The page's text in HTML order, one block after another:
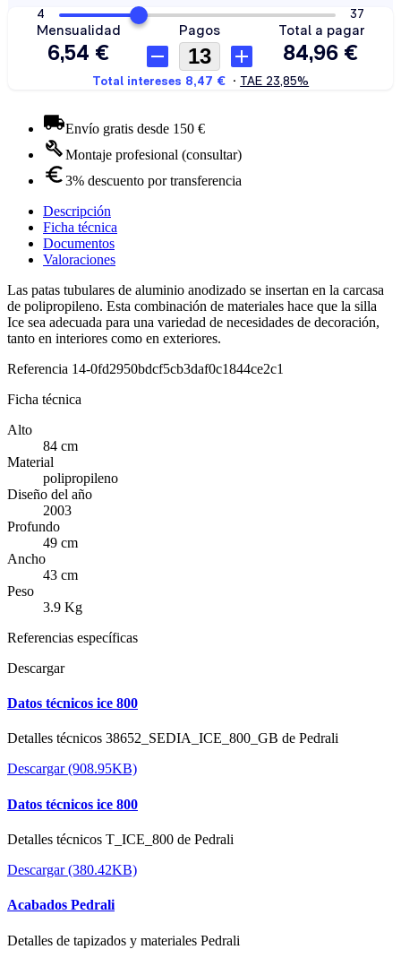
Envío gratis desde 150 €
Montaje profesional (consultar)
3% descuento por transferencia
Descripción
Ficha técnica
Documentos
Valoraciones
Las patas tubulares de aluminio anodizado se insertan en la carcasa
de polipropileno. Esta combinación de materiales hace que la silla
Ice sea adecuada para una variedad de necesidades de decoración,
tanto en interiores como en exteriores.
Referencia 14-0fd2950bdcf5cb3daf0c1844ce2c1
Ficha técnica
Alto
84 cm
Material
polipropileno
Diseño del año
2003
Profundo
49 cm
Ancho
43 cm
Peso
3.9 Kg
Referencias específicas
Descargar
Datos técnicos ice 800
Detalles técnicos 38652_SEDIA_ICE_800_GB de Pedrali
Descargar (908.95KB)
Datos técnicos ice 800
Detalles técnicos T_ICE_800 de Pedrali
Descargar (380.42KB)
Acabados Pedrali
Detalles de tapizados y materiales Pedrali